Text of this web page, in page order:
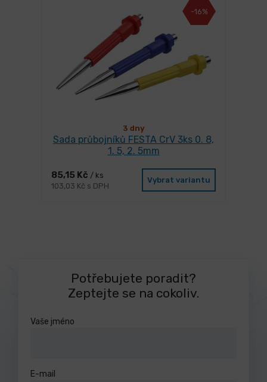
-16%
3 dny
Sada průbojníků FESTA CrV 3ks 0. 8,
1. 5, 2. 5mm
85,15 Kč / ks
103,03 Kč s DPH
Vybrat variantu
Potřebujete poradit?
Zeptejte se na cokoliv.
Vaše jméno
E-mail